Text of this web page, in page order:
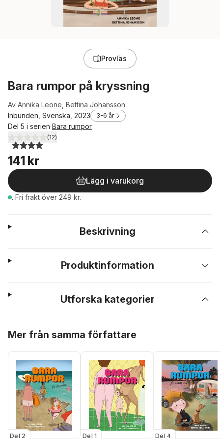
Provläs
Bara rumpor på kryssning
Av Annika Leone Bettina Johansson
Inbunden, Svenska, 2023
3-6 år
Del 5 i serien Bara rumpor
4,0utav 5 stjärnor. Totalt antal röster:
(12)
141 kr
Lägg i varukorg
. Fri frakt över 249 kr.
Beskrivning
Produktinformation
Utforska kategorier
Mer från samma författare
Del 2 Del 1 Del 4